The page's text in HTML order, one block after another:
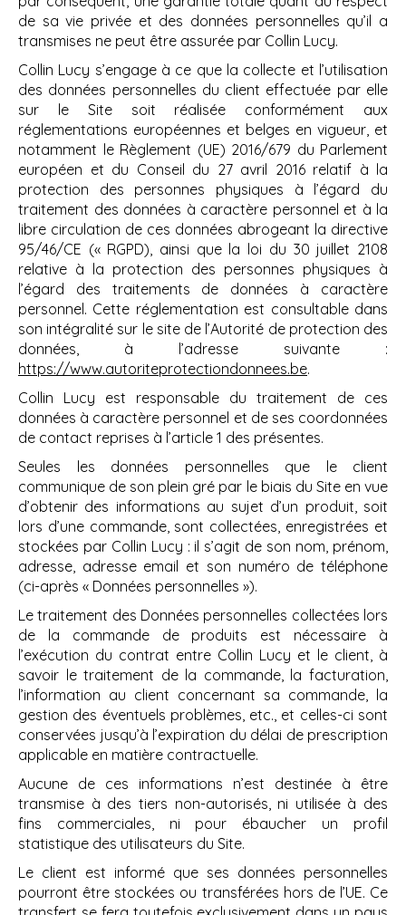
de sa vie privée et des données personnelles qu’il a
transmises ne peut être assurée par Collin Lucy.
Collin Lucy s’engage à ce que la collecte et l’utilisation
des données personnelles du client effectuée par elle
sur le Site soit réalisée conformément aux
réglementations européennes et belges en vigueur, et
notamment le Règlement (UE) 2016/679 du Parlement
européen et du Conseil du 27 avril 2016 relatif à la
protection des personnes physiques à l’égard du
traitement des données à caractère personnel et à la
libre circulation de ces données abrogeant la directive
95/46/CE (« RGPD), ainsi que la loi du 30 juillet 2108
relative à la protection des personnes physiques à
l’égard des traitements de données à caractère
personnel. Cette réglementation est consultable dans
son intégralité sur le site de l’Autorité de protection des
données, à l’adresse suivante :
https://www.autoriteprotectiondonnees.be.
Collin Lucy est responsable du traitement de ces
données à caractère personnel et de ses coordonnées
de contact reprises à l’article 1 des présentes.
Seules les données personnelles que le client
communique de son plein gré par le biais du Site en vue
d’obtenir des informations au sujet d’un produit, soit
lors d’une commande, sont collectées, enregistrées et
stockées par Collin Lucy : il s’agit de son nom, prénom,
adresse, adresse email et son numéro de téléphone
(ci-après « Données personnelles »).
Le traitement des Données personnelles collectées lors
de la commande de produits est nécessaire à
l’exécution du contrat entre Collin Lucy et le client, à
savoir le traitement de la commande, la facturation,
l’information au client concernant sa commande, la
gestion des éventuels problèmes, etc., et celles-ci sont
conservées jusqu’à l’expiration du délai de prescription
applicable en matière contractuelle.
Aucune de ces informations n’est destinée à être
transmise à des tiers non-autorisés, ni utilisée à des
fins commerciales, ni pour ébaucher un profil
statistique des utilisateurs du Site.
Le client est informé que ses données personnelles
pourront être stockées ou transférées hors de l’UE. Ce